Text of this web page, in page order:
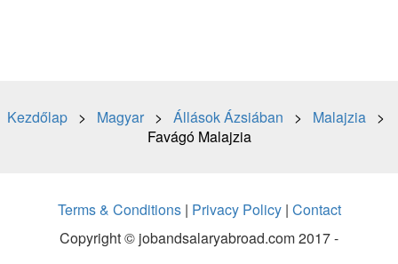
Kezdőlap> Magyar> Állások Ázsiában > Malajzia>
Favágó Malajzia
Terms & Conditions| Privacy Policy| Contact
Copyright © jobandsalaryabroad.com 2017 -